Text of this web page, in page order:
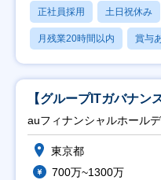
正社員採用 土日祝休み
月残業20時間以内 賞与
【グループITガバナン
auフィナンシャルホール
東京都
700万~1300万